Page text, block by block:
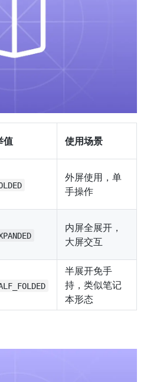
值 使用场景
外屏使用，单
手操作
内屏全展开，
大屏交互
半展开免手
持，类似笔记
本形态